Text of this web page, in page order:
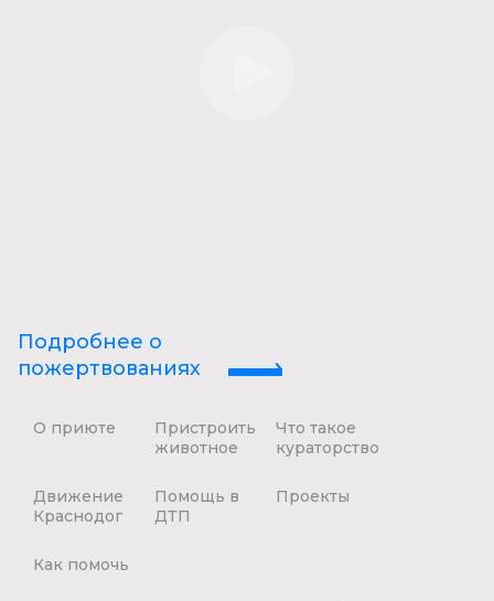
Подробнее о
пожертвованиях
О приюте
Пристроить
животное
Что такое
кураторство
Движение
Краснодог
Помощь в
ДТП
Проекты
Как помочь